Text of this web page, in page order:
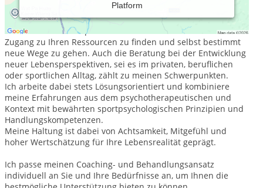
Platform
Mit einem Fundament verschiedener, wirksamer Coaching-
und Therapiemethoden unterstütze ich Sie dabei in
belastenden Lebensphasen oder akuten Krisen wieder
Zugang zu Ihren Ressourcen zu finden und selbst bestimmt
neue Wege zu gehen. Auch die Beratung bei der Entwicklung
neuer Lebensperspektiven, sei es im privaten, beruflichen
oder sportlichen Alltag, zählt zu meinen Schwerpunkten.
Ich arbeite dabei stets Lösungsorientiert und kombiniere
meine Erfahrungen aus dem psychotherapeutischen und
Kontext mit bewährten sportpsychologischen Prinzipien und
Handlungskompetenzen.
Meine Haltung ist dabei von Achtsamkeit, Mitgefühl und
hoher Wertschätzung für Ihre Lebensrealität geprägt.
Ich passe meinen Coaching- und Behandlungsansatz
individuell an Sie und Ihre Bedürfnisse an, um Ihnen die